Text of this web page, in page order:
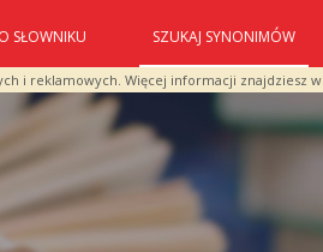
i reklamowych. Więcej informacji znajdziesz w
O SŁOWNIKU SZUKAJ SYNONIMÓW